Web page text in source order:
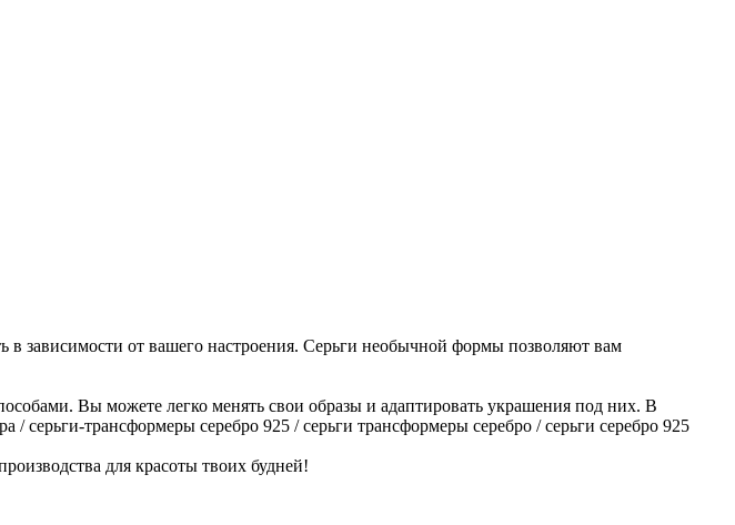
зависимости от вашего настроения. Серьги необычной формы позволяют вам
Вы можете легко менять свои образы и адаптировать украшения под них. В
серьги-трансформеры серебро 925 / серьги трансформеры серебро / серьги серебро 925
для красоты твоих будней!